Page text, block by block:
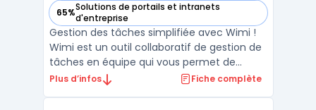
65%Solutions de portails et intranets
d'entreprise
— voir Wimi dans cette catégorie
Gestion des tâches simplifiée avec Wimi !
Wimi est un outil collaboratif de gestion de
tâches en équipe qui vous permet de
travailler plus rapidement et plus
Plus d’infos Fiche complète